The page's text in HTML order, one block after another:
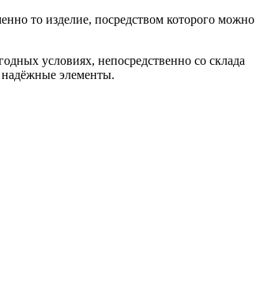
то изделие, посредством которого можно
условиях, непосредственно со склада
элементы.